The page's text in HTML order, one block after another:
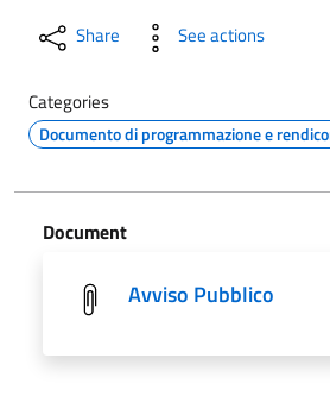
Share See actions
Categories
Documento di programmazione e
Document
Avviso Pubblico